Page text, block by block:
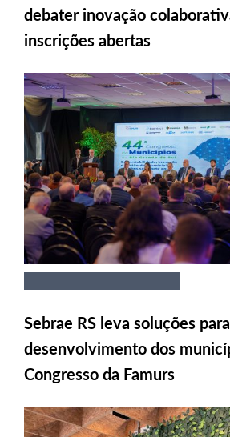
debater inovação
inscrições abertas
Sebrae RS leva soluções
desenvolvimento dos
Congresso da Famurs